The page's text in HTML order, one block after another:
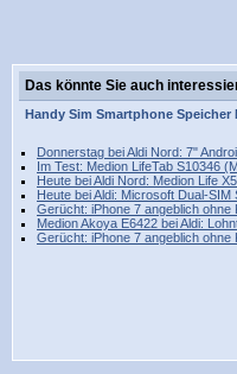
Das könnte Sie auch
Handy Sim Smartphone Speicher
Donnerstag bei Aldi Nord: 7"
Im Test: Medion LifeTab S10346
Heute bei Aldi Nord: Medion Life
Heute bei Aldi: Microsoft Dual-
Gerücht: iPhone 7 angeblich
Medion Akoya E6422 bei Aldi:
Gerücht: iPhone 7 angeblich